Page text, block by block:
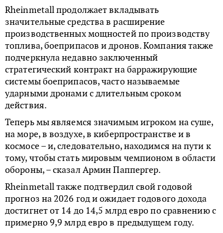
Rheinmetall продолжает вкладывать
значительные средства в расширение
производственных мощностей по производству
топлива, боеприпасов и дронов. Компания также
подчеркнула недавно заключенный
стратегический контракт на барражирующие
системы боеприпасов, часто называемые
ударными дронами с длительным сроком
действия.
Теперь мы являемся значимым игроком на суше,
на море, в воздухе, в киберпространстве и в
космосе – и, следовательно, находимся на пути к
тому, чтобы стать мировым чемпионом в области
обороны, – сказал Армин Паппергер.
Rheinmetall также подтвердил свой годовой
прогноз на 2026 год и ожидает годового дохода
достигнет от 14 до 14,5 млрд евро по сравнению с
примерно 9,9 млрд евро в предыдущем году.